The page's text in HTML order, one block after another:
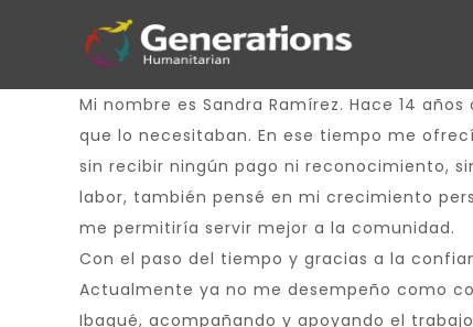
Mi nombre es Sandra Ramírez. Hace 14
que lo necesitaban. En ese tiempo me
sin recibir ningún pago ni reconocimiento,
labor, también pensé en mi crecimiento
me permitiría servir mejor a la comunidad.
Con el paso del tiempo y gracias a la
Actualmente ya no me desempeño como
Ibagué, acompañando y apoyando el